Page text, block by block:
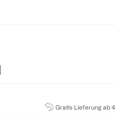
Gratis Lieferung ab